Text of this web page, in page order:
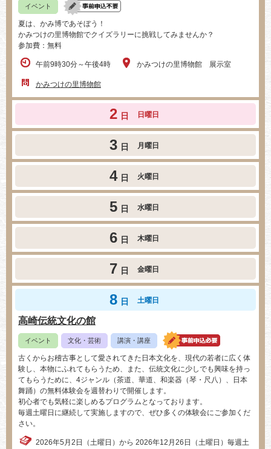
イベント
夏は、かみ博であそぼう！
かみつけの里博物館でクイズラリーに挑戦してみませんか？
参加費：無料
午前9時30分～午後4時 かみつけの里博物館 展示室
かみつけの里博物館
2 日 日曜日
3 日 月曜日
4 日 火曜日
5 日 水曜日
6 日 木曜日
7 日 金曜日
8 日 土曜日
高崎伝統文化の館
イベント 文化・芸術 講演・講座
古くからお稽古事として愛されてきた日本文化を、現代の若者に広く体
験し、本物にふれてもらうため、また、伝統文化に少しでも興味を持っ
てもらうために、4ジャンル（茶道、華道、和楽器（琴・尺八）、日本
舞踊）の無料体験会を週替わりで開催します。
初心者でも気軽に楽しめるプログラムとなっております。
毎週土曜日に継続して実施しますので、ぜひ多くの体験会にご参加くだ
さい。
2026年5月2日（土曜日）から 2026年12月26日（土曜日）毎週土